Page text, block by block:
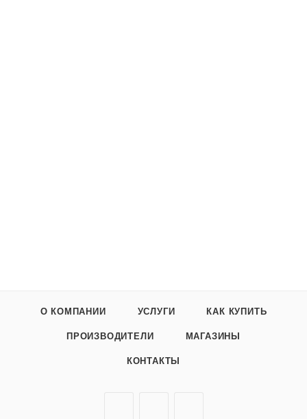
О КОМПАНИИ УСЛУГИ КАК КУПИТЬ
ПРОИЗВОДИТЕЛИ МАГАЗИНЫ
КОНТАКТЫ